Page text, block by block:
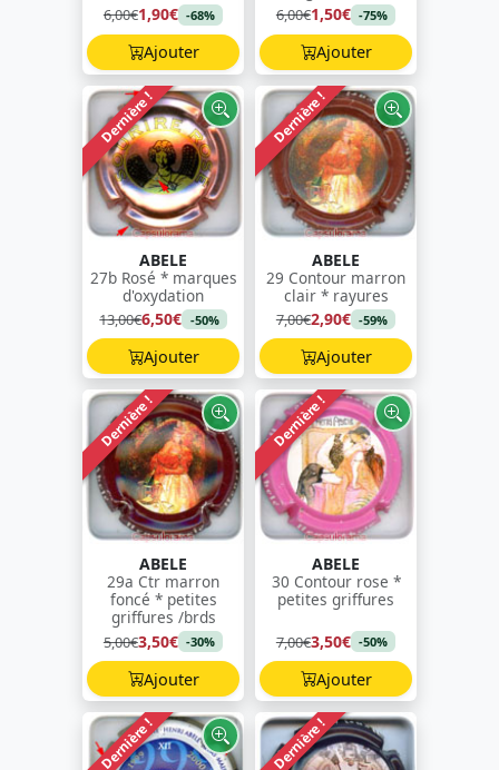
6,00€1,90€ -68%
Ajouter
6,00€1,50€ -75%
Ajouter
Dernière !
ABELE
27b Rosé * marques
d'oxydation
13,00€6,50€ -50%
Ajouter
Dernière !
ABELE
29 Contour marron
clair * rayures
7,00€2,90€ -59%
Ajouter
Dernière !
ABELE
29a Ctr marron
foncé * petites
griffures /brds
5,00€3,50€ -30%
Ajouter
Dernière !
ABELE
30 Contour rose *
petites griffures
7,00€3,50€ -50%
Ajouter
Dernière ! Dernière !